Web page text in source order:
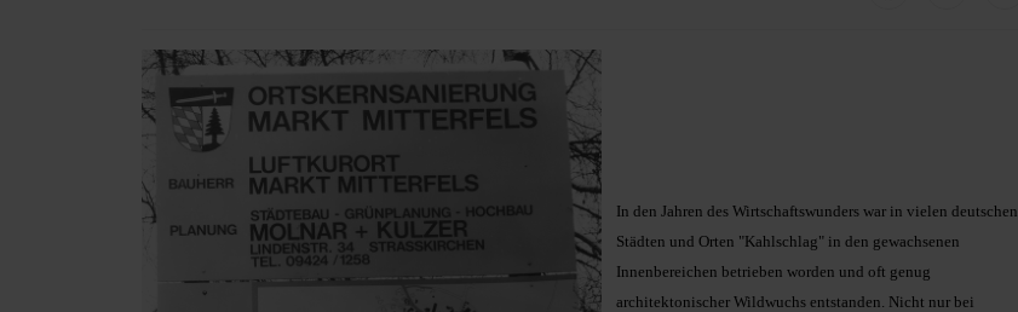
In den Jahren des Wirtschaftswunders war in vielen deutschen
Städten und Orten "Kahlschlag" in den gewachsenen
Innenbereichen betrieben worden und oft genug
architektonischer Wildwuchs entstanden. Nicht nur bei